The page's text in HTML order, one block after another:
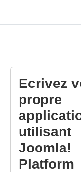
Ecrivez
propre
utilisant
Joomla!
Platform